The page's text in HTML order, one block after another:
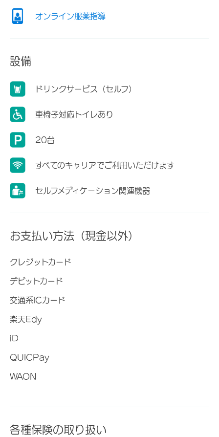
オンライン服薬指導
設備
ドリンクサービス（セルフ）
車椅子対応トイレあり
20台
すべてのキャリアでご利用いただけます
セルフメディケーション関連機器
お支払い方法（現金以外）
クレジットカード
デビットカード
交通系ICカード
楽天Edy
iD
QUICPay
WAON
各種保険の取り扱い